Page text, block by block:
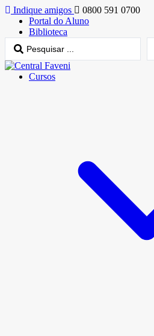
Indique amigos
0800 591 0700
Portal do Aluno
Biblioteca
Cursos